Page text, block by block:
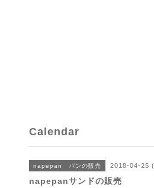
Calendar
napepan パンの販売 2018-04-25
napepanサンドの販売